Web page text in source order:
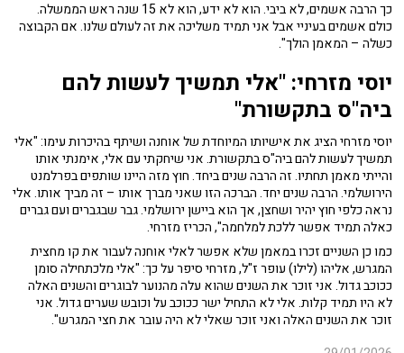
כך הרבה אשמים, לא ביבי. הוא לא ידע, הוא לא 15 שנה ראש הממשלה.
כולם אשמים בעיניי אבל אני תמיד משליכה את זה לעולם שלנו. אם הקבוצה
כשלה – המאמן הולך".
יוסי מזרחי: "אלי תמשיך לעשות להם
ביה"ס בתקשורת"
יוסי מזרחי הציג את אישיותו המיוחדת של אוחנה ושיתף בהיכרות עימו: "אלי
תמשיך לעשות להם ביה"ס בתקשורת. אני שיחקתי עם אלי, אימנתי אותו
והייתי מאמן תחתיו. זה הרבה שנים ביחד. חוץ מזה היינו שותפים בפרלמנט
הירושלמי. הרבה שנים יחד. הברכה הזו שאני מברך אותו – זה מביך אותו. אלי
נראה כלפי חוץ יהיר ושחצן, אך הוא ביישן ירושלמי. גבר שבגברים ועם גברים
כאלה תמיד אפשר ללכת למלחמה", הכריז מזרחי.
כמו כן השניים זכרו במאמן שלא אפשר לאלי אוחנה לעבור את קו מחצית
המגרש, אליהו (לילו) עופר ז"ל, מזרחי סיפר על כך: "אלי מלכתחילה סומן
ככוכב גדול. אני זוכר את השנים שהוא עלה מהנוער לבוגרים והשנים האלה
לא היו תמיד קלות. אלי לא התחיל ישר ככוכב על וכובש שערים גדול. אני
זוכר את השנים האלה ואני זוכר שאלי לא היה עובר את חצי המגרש".